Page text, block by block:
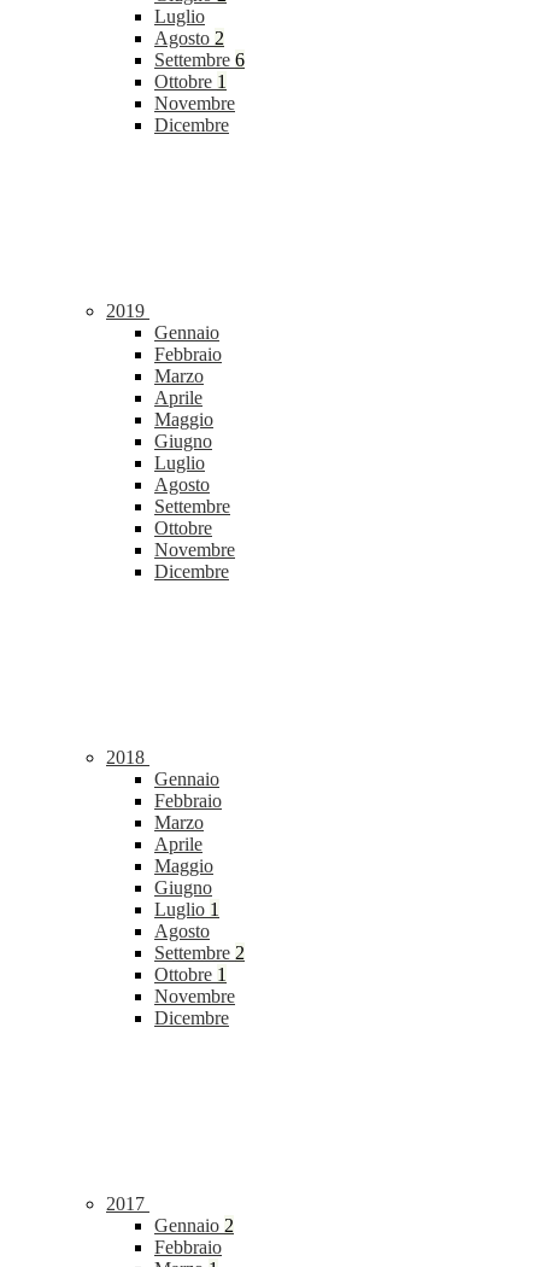
Luglio
Agosto 2
Settembre 6
Ottobre 1
Novembre
Dicembre
2019
Gennaio
Febbraio
Marzo
Aprile
Maggio
Giugno
Luglio
Agosto
Settembre
Ottobre
Novembre
Dicembre
2018
Gennaio
Febbraio
Marzo
Aprile
Maggio
Giugno
Luglio 1
Agosto
Settembre 2
Ottobre 1
Novembre
Dicembre
2017
Gennaio 2
Febbraio